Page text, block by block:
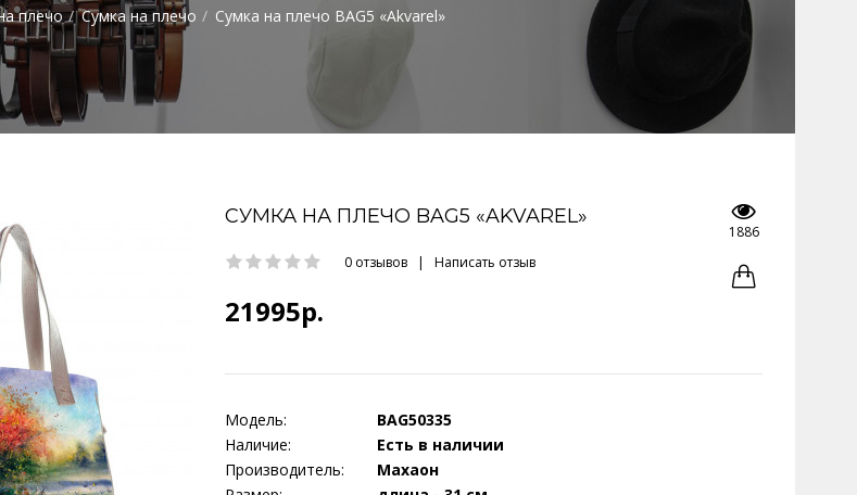
плечо Сумка на плечо Сумка на плечо BAG5 «Akvarel»
СУМКА НА ПЛЕЧО BAG5 «AKVAREL»
0 отзывов | Написать отзыв
21995р.
1886
Модель:
BAG50335
Наличие:
Есть в наличии
Производитель:
Махаон